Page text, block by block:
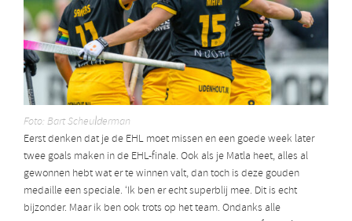
Foto: Bart Scheulderman
Eerst denken dat je de EHL moet missen en een goede week later
twee goals maken in de EHL-finale. Ook als je Matla heet, alles al
gewonnen hebt wat er te winnen valt, dan toch is deze gouden
medaille een speciale. ‘Ik ben er echt superblij mee. Dit is echt
bijzonder. Maar ik ben ook trots op het team. Ondanks alle